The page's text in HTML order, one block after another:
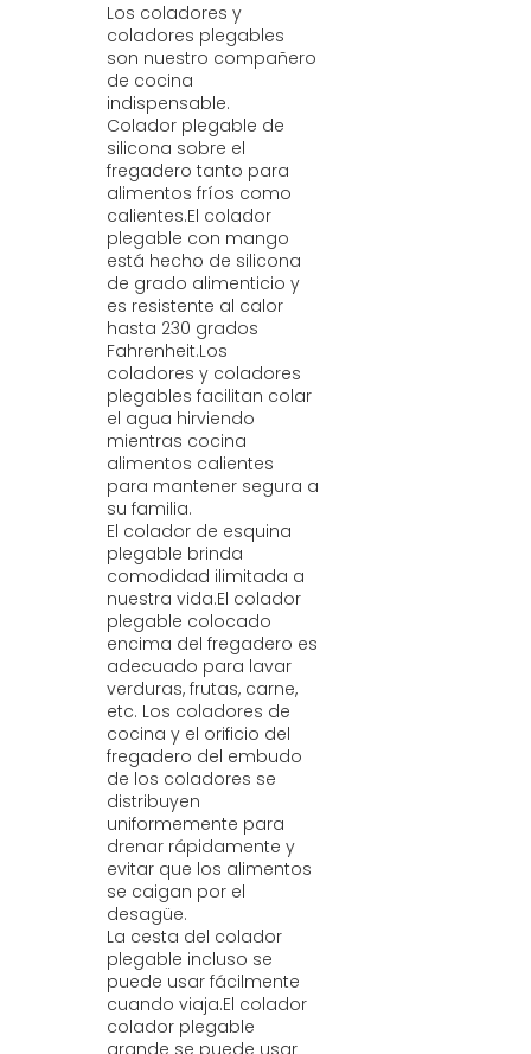
Los coladores y
coladores plegables
son nuestro compañero
de cocina
indispensable.
Colador plegable de
silicona sobre el
fregadero tanto para
alimentos fríos como
calientes.El colador
plegable con mango
está hecho de silicona
de grado alimenticio y
es resistente al calor
hasta 230 grados
Fahrenheit.Los
coladores y coladores
plegables facilitan colar
el agua hirviendo
mientras cocina
alimentos calientes
para mantener segura a
su familia.
El colador de esquina
plegable brinda
comodidad ilimitada a
nuestra vida.El colador
plegable colocado
encima del fregadero es
adecuado para lavar
verduras, frutas, carne,
etc. Los coladores de
cocina y el orificio del
fregadero del embudo
de los coladores se
distribuyen
uniformemente para
drenar rápidamente y
evitar que los alimentos
se caigan por el
desagüe.
La cesta del colador
plegable incluso se
puede usar fácilmente
cuando viaja.El colador
colador plegable
grande se puede usar